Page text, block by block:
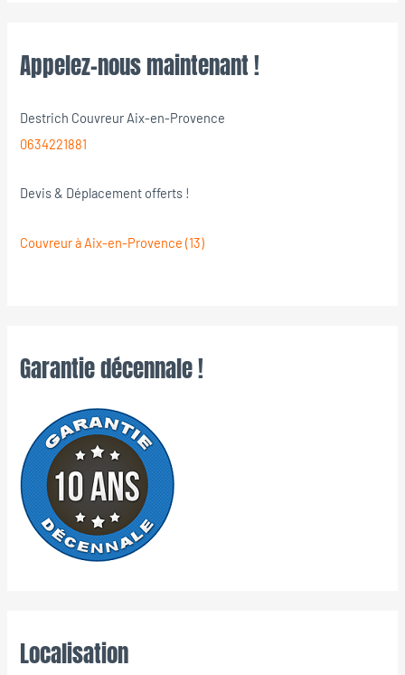
Appelez-nous maintenant !
Destrich Couvreur Aix-en-Provence
0634221881
Devis & Déplacement offerts !
Couvreur à Aix-en-Provence (13)
Garantie décennale !
Localisation